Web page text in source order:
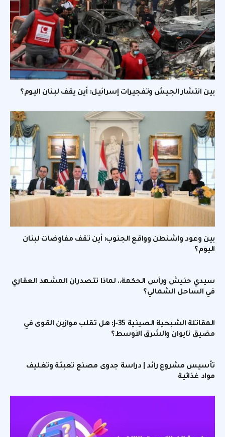
بين انتشار الجيش وتفجيرات إسرائيل: أين يقف لبنان اليوم؟
بين وعود واشنطن وواقع الجنوب: أين تقف مفاوضات لبنان
اليوم؟
سيدي حنيش ورأس الحكمة.. لماذا تتصدران المشهد العقاري
في الساحل الشمالي؟
المقاتلة الشبحية الصينية J-35: هل تقلب موازين القوى في
مضيق تايوان والشرق الأوسط؟
تأسيس مشروع رائد | دراسة جدوى مصنع تعبئة وتغليف
مواد غذائية